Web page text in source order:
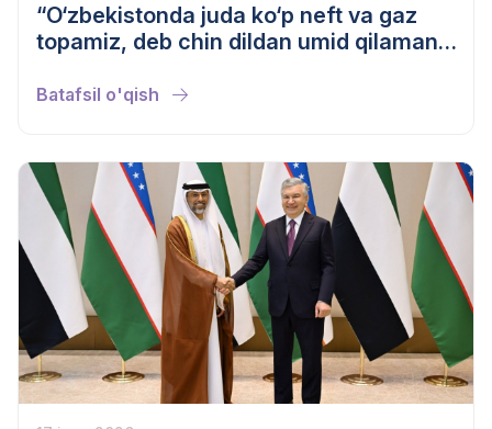
“O‘zbekistonda juda ko‘p neft va gaz
topamiz, deb chin dildan umid qilaman”,
Batafsil o'qish